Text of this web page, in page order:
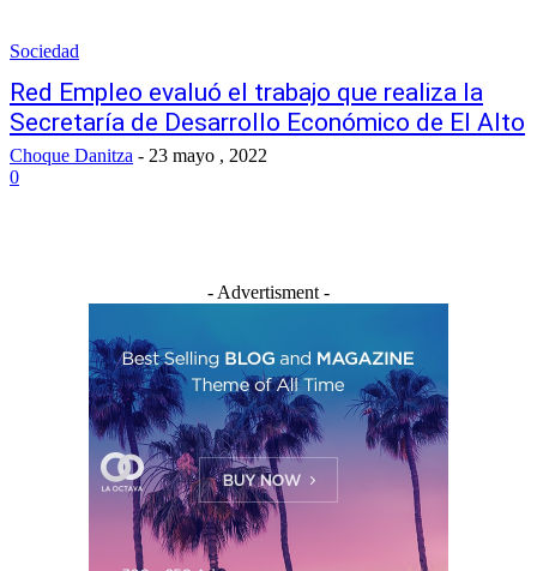
Sociedad
Red Empleo evaluó el trabajo que realiza la
Secretaría de Desarrollo Económico de El Alto
Choque Danitza - 23 mayo , 2022
0
- Advertisment -